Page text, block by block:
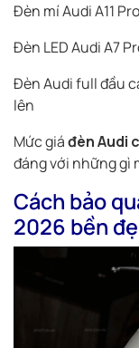
Đèn mí Audi A11
Đèn LED Audi A7
Đèn Audi full đầu
lên
Mức giáđèn Audi
đáng với những gì
Cách bảo
2026 bền